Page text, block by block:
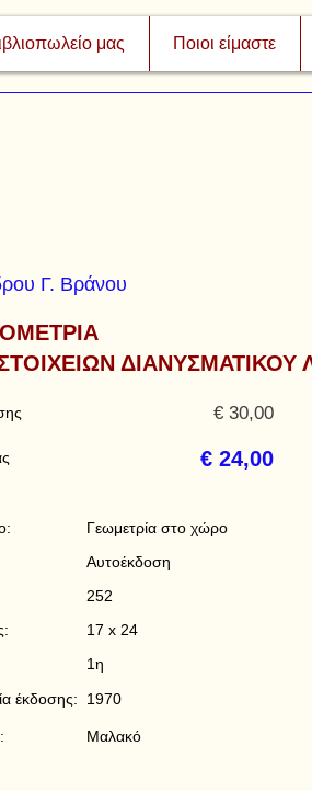
μας Ποιοι είμαστε
Γ. Βράνου
ΔΙΑΝΥΣΜΑΤΙΚΟΥ
€ 30,00
€ 24,00
Γεωμετρία στο χώρο
Αυτοέκδοση
252
17 x 24
1η
έκδοσης:
1970
Μαλακό